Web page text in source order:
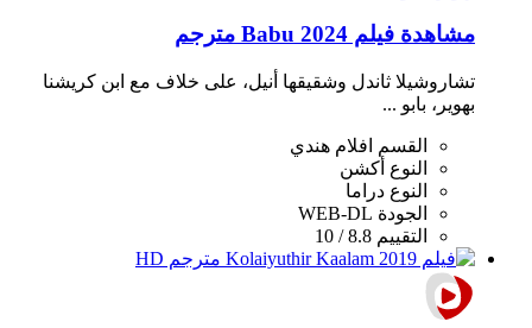
مشاهدة فيلم Babu 2024 مترجم
تشاروشيلا ثاندل وشقيقها أنيل، على خلاف مع ابن كريشنا
بهوير، بابو ...
القسم
افلام هندي
النوع أكشن
النوع دراما
الجودة WEB-DL
التقييم 8.8 / 10